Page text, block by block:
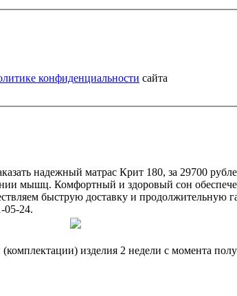
конфиденциальности сайта
надежный матрас Крит 180, за 29700
мышц. Комфортный и здоровый сон
быструю доставку и продолжительную
05-24.
изделия 2 недели с момента